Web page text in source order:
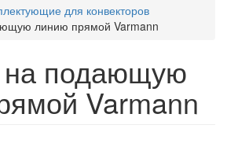
для конвекторов
линию прямой Varmann
на подающую
Varmann